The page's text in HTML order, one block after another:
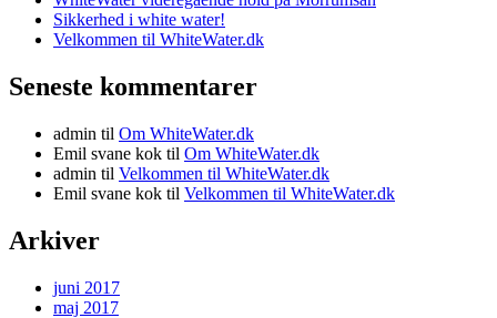
Sikkerhed i white water!
Velkommen til WhiteWater.dk
Seneste kommentarer
admin til Om WhiteWater.dk
Emil svane kok til Om WhiteWater.dk
admin til Velkommen til WhiteWater.dk
Emil svane kok til Velkommen til WhiteWater.dk
Arkiver
juni 2017
maj 2017